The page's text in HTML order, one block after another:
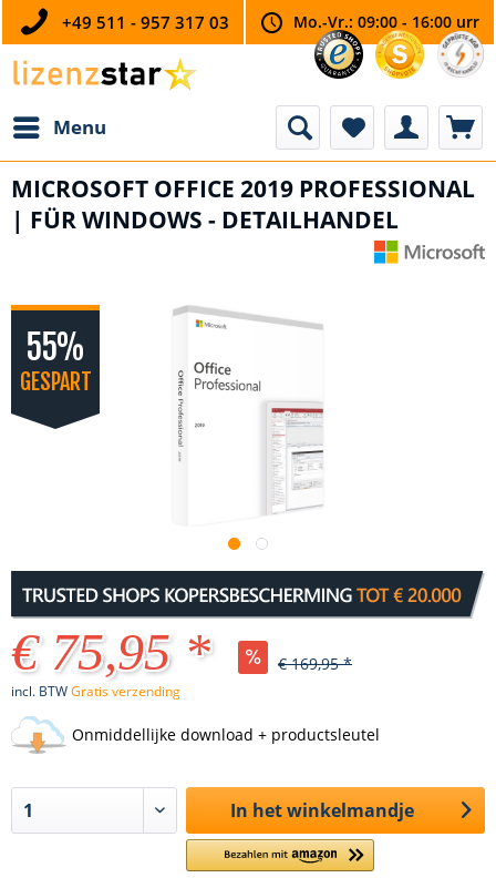
+49 511 - 957 317 03 Mo.-Vr.: 09:00 - 16:00 urr
Menu
MICROSOFT OFFICE 2019 PROFESSIONAL
| FÜR WINDOWS - DETAILHANDEL
55%
GESPART
€ 75,95 * € 169,95 *
incl. BTWGratis verzending
Onmiddellijke download + productsleutel
In het winkelmandje